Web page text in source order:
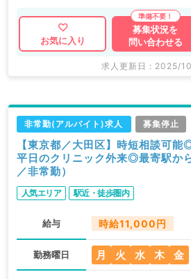
お気に入り
募集状況を
問い合わせる
求人更新日 : 2025/
非常勤(アルバイト)求人 募集停止
【東京都／大田区】時短相談可
平日のクリニック外来◎最寄駅か
／非常勤）
人気エリア 駅近・徒歩圏内
給与 時給11,000円
勤務曜日 月 火 水 木 金